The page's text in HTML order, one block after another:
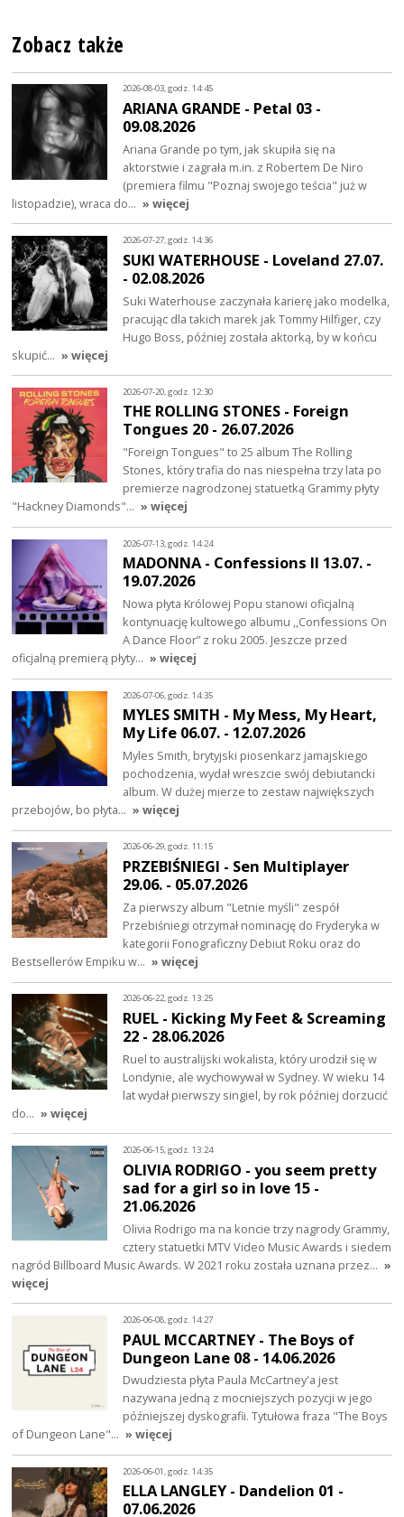
Zobacz także
2026-08-03, godz. 14:45
ARIANA GRANDE - Petal 03 -
09.08.2026
Ariana Grande po tym, jak skupiła się na
aktorstwie i zagrała m.in. z Robertem De Niro
(premiera filmu "Poznaj swojego teścia" już w
listopadzie), wraca do… » więcej
2026-07-27, godz. 14:36
SUKI WATERHOUSE - Loveland 27.07.
- 02.08.2026
Suki Waterhouse zaczynała karierę jako modelka,
pracując dla takich marek jak Tommy Hilfiger, czy
Hugo Boss, później została aktorką, by w końcu
skupić… » więcej
2026-07-20, godz. 12:30
THE ROLLING STONES - Foreign
Tongues 20 - 26.07.2026
"Foreign Tongues" to 25 album The Rolling
Stones, który trafia do nas niespełna trzy lata po
premierze nagrodzonej statuetką Grammy płyty
"Hackney Diamonds"… » więcej
2026-07-13, godz. 14:24
MADONNA - Confessions II 13.07. -
19.07.2026
Nowa płyta Królowej Popu stanowi oficjalną
kontynuację kultowego albumu ,,Confessions On
A Dance Floor” z roku 2005. Jeszcze przed
oficjalną premierą płyty… » więcej
2026-07-06, godz. 14:35
MYLES SMITH - My Mess, My Heart,
My Life 06.07. - 12.07.2026
Myles Smith, brytyjski piosenkarz jamajskiego
pochodzenia, wydał wreszcie swój debiutancki
album. W dużej mierze to zestaw największych
przebojów, bo płyta… » więcej
2026-06-29, godz. 11:15
PRZEBIŚNIEGI - Sen Multiplayer
29.06. - 05.07.2026
Za pierwszy album "Letnie myśli" zespół
Przebiśniegi otrzymał nominację do Fryderyka w
kategorii Fonograficzny Debiut Roku oraz do
Bestsellerów Empiku w… » więcej
2026-06-22, godz. 13:25
RUEL - Kicking My Feet & Screaming
22 - 28.06.2026
Ruel to australijski wokalista, który urodził się w
Londynie, ale wychowywał w Sydney. W wieku 14
lat wydał pierwszy singiel, by rok później dorzucić
do… » więcej
2026-06-15, godz. 13:24
OLIVIA RODRIGO - you seem pretty
sad for a girl so in love 15 -
21.06.2026
Olivia Rodrigo ma na koncie trzy nagrody Grammy,
cztery statuetki MTV Video Music Awards i siedem
nagród Billboard Music Awards. W 2021 roku została uznana przez… »
więcej
2026-06-08, godz. 14:27
PAUL MCCARTNEY - The Boys of
Dungeon Lane 08 - 14.06.2026
Dwudziesta płyta Paula McCartney'a jest
nazywana jedną z mocniejszych pozycji w jego
późniejszej dyskografii. Tytułowa fraza "The Boys
of Dungeon Lane"… » więcej
2026-06-01, godz. 14:35
ELLA LANGLEY - Dandelion 01 -
07.06.2026